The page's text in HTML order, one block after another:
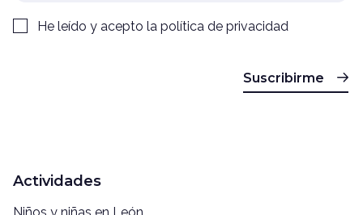
He leído y acepto la política de privacidad
Suscribirme
Actividades